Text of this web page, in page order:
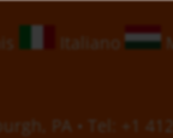
Italiano
PA • Tel: +1